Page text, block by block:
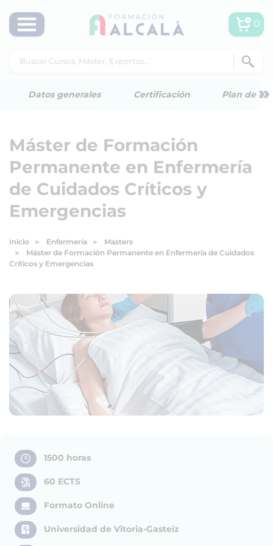
0
Datos generales Certificación Plan de »
Máster de Formación
Permanente en Enfermería
de Cuidados Críticos y
Emergencias
Inicio Enfermería
Masters
Máster de Formación Permanente en Enfermería de Cuidados
Críticos y Emergencias
1500 horas
60 ECTS
Formato Online
Universidad de Vitoria-Gasteiz